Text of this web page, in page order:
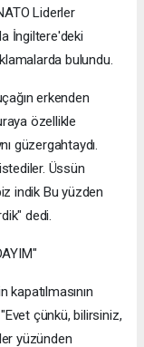
Liderler
İngiltere'deki
bulundu.
erkenden
özellikle
güzergahtaydı.
Üssün
indik Bu yüzden
dedi.
çünkü, bilirsiniz,
yüzünden